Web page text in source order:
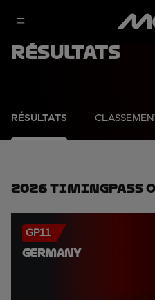
Résultats
RÉSULTATS
2026 TimingPass
GP11
GERMANY